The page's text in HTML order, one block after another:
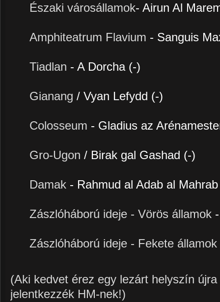
Északi városállamok- Airun Al
Amphiteatrum Flavium - Sanguis
Tiadlan - A Dorcha (-)
Gianang / Vyan Lefydd (-)
Colosseum - Gladius az
Gro-Ugon / Birak gal Gashad (-)
Damak - Rahmud al Adab al
Zászlóháború ideje - Vörös államok
Zászlóháború ideje - Fekete államok
(Aki kedvet érez egy lezárt helyszín
jelentkezzék HM-nek!)